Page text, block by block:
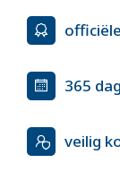
365
veilig